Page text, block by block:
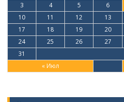
« Июл
3
4 5 6
10
11 12 13
17
18 19 20
24
25 26 27
31